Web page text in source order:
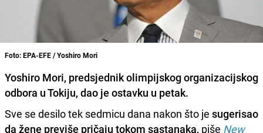
Foto: EPA-EFE / Yoshiro Mori
Yoshiro Mori, predsjednik olimpijskog organizacijskog
odbora u Tokiju, dao je ostavku u petak.
Sve se desilo tek sedmicu dana nakon što je sugerisao
da žene previše pričaju tokom sastanaka, piše New